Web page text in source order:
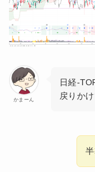
かまーん
日経-
戻りかけ